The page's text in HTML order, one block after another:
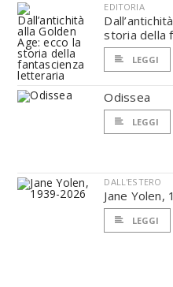
EDITORIA
storia della
LEGGI
Odissea
LEGGI
DALL'ESTERO
Jane Yolen,
LEGGI